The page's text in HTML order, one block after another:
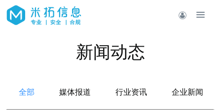
新闻动态
全部 媒体报道 行业资讯 企业新闻